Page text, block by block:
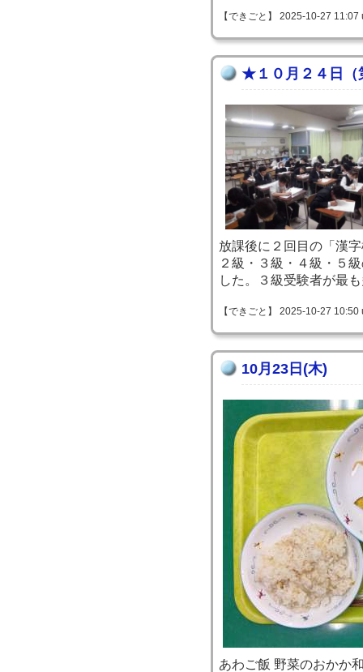
【できごと】 2025-10-27
★１０月２４日（
放課後に２回目の「漢
２級・３級・４級・５
した。３級受験者が最
【できごと】 2025-10-27
10月23日(木)
あわご飯 野菜のおかか